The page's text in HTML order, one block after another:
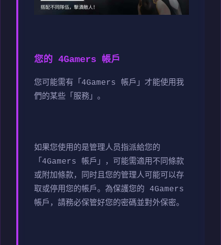
您的 4Gamers 帳戶
您可能需有「4Gamers 帳戶」才能使用我
們的某些「服務」。
如果您使用的是管理人员指派給您的
「4Gamers 帳戶」，可能需適用不同條款
或附加條款，同时且您的管理人可能可以存
取或停用您的帳戶。為保護您的 4Gamers
帳戶，請務必保管好您的密碼並對外保密。